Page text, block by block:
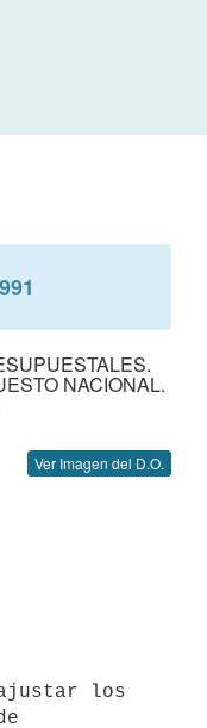
NACIONAL.
Ver Imagen del D.O.